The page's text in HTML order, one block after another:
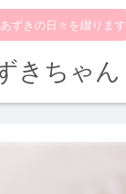
ずきの日々を綴ります
きちゃん